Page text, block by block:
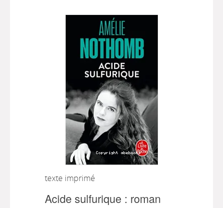
texte imprimé
Acide sulfurique : roman